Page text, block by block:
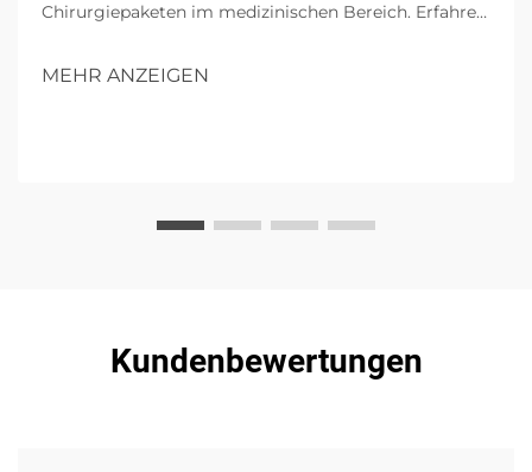
Chirurgiepaketen im medizinischen Bereich. Erfahren
MEHR ANZEIGEN
Kundenbewertungen